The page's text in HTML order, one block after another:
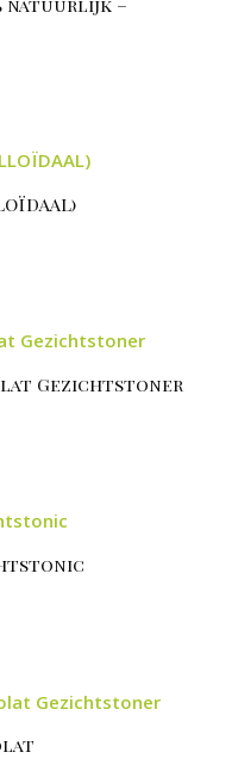
natuurlijk –
Gezichtstoner